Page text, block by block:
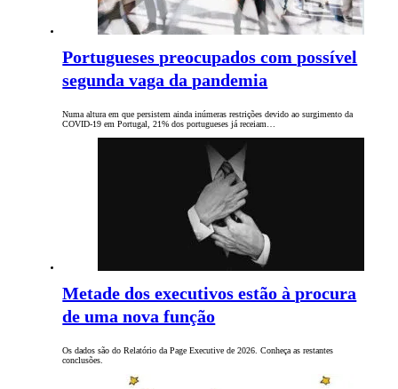
Portugueses preocupados com possível
segunda vaga da pandemia
Numa altura em que persistem ainda inúmeras restrições devido ao surgimento da
COVID-19 em Portugal, 21% dos portugueses já receiam…
Metade dos executivos estão à procura
de uma nova função
Os dados são do Relatório da Page Executive de 2026. Conheça as restantes
conclusões.